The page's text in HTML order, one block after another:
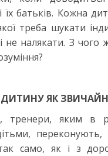
їх батьків. Кожна
треба шукати
не налякати. З чого
ДИТИНУ ЯК
тренери, яким в
само, як і з